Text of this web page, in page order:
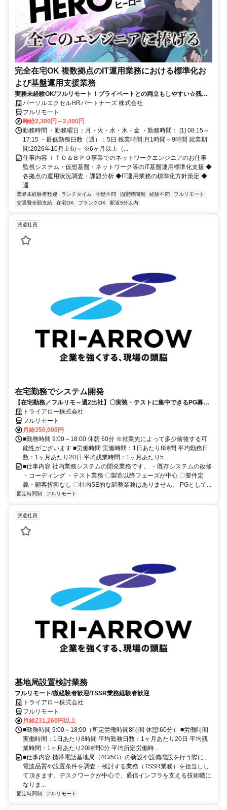
完全在宅OK 複数拠点のIT運用業務における標準化お
よび基盤運用支援業務
実務未経験OK/フルリモート！プライベートとの両立もしやすい☆残業
ちょっと♪
パーソルエクセルHRパートナーズ 株式会社
フルリモート
時給2,300円～2,400円
勤務時間 ・勤務曜日：月・火・水・木・金 ・勤務時間： [1] 08:15～
17:15 ・最低勤務日数（週）：5日 残業時間:月1時間～9時間 就業期
間:2026年10月上旬～ ※6ヶ月以上（...
仕事内容 ＩＴＯ＆ＢＰＯ事業でのネットワークエンジニアのお仕事
監視システム・仮想基盤・ネットワーク等のIT基盤運用標準化支援 ◆
各拠点の運用状況調査・課題分析 ◆IT運用業務の標準化方針策定 ◆
運...
業界未経験者歓迎 ランチタイム 学歴不問 固定時間制 経験不問
フルリモート
交通費全額支給
在宅OK ブランクOK 駅近5分以内
派遣社員
在宅勤務でシステム開発
【在宅勤務／フルリモ～週2出社】〇実装・テストに集中できるPG募集
〇業務用端末貸与あり
トライアロー株式会社
フルリモート
月給350,000円
■勤務時間 9:00～18:00 休憩 60分 ※就業先によって多少前後する可
能性がございます ■労働時間 実働時間：1日あたり8時間 平均勤務日
数：1ヶ月あたり20日 平均残業時間：1ヶ月あたり5...
■仕事内容 社内業務システムの開発業務です。 ・既存システムの改修
・コーディング ・テスト業務 〇製造以降フェーズが中心 〇要件定
義・顧客折衝なし 〇社内SE的な調整業務はありません。 PGとして...
固定時間制 フルリモート
派遣社員
基地局設置検討業務
フルリモート/微経験者歓迎/TSSR業務経験者歓迎
トライアロー株式会社
フルリモート
月給231,260円以上
■勤務時間 9:00～18:00（所定労働時間8時間 休憩:60分） ■労働時間
実働時間：1日あたり8時間 平均勤務日数：1ヶ月あたり20日 平均残
業時間：1ヶ月あたり20時間0分 平均所定労働時...
■仕事内容 携帯電話基地局（4G/5G）の新設や設備増設を行う際に、
電波品質や設置条件を調査・検討する業務（TSSR業務）を担当しし
て頂きます。デスクワークが中心で、通信インフラを支える技術職に
なりま...
固定時間制 フルリモート